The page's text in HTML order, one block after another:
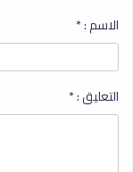
الاسم :*
التعليق :*